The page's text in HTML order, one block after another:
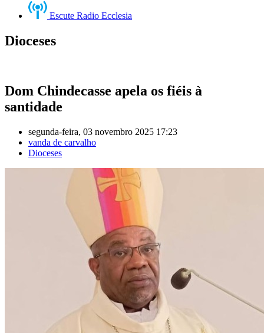
Escute Radio Ecclesia
Dioceses
Dom Chindecasse apela os fiéis à
santidade
segunda-feira, 03 novembro 2025 17:23
vanda de carvalho
Dioceses